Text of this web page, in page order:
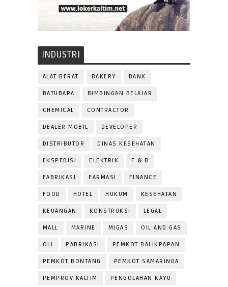
INDUSTRI
ALAT BERAT BAKERY BANK
BATUBARA BIMBINGAN BELAJAR
CHEMICAL CONTRACTOR
DEALER MOBIL DEVELOPER
DISTRIBUTOR DINAS KESEHATAN
EKSPEDISI ELEKTRIK F & B
FABRIKASI FARMASI FINANCE
FOOD HOTEL HUKUM KESEHATAN
KEUANGAN KONSTRUKSI LEGAL
MALL MARINE MIGAS OIL AND GAS
OLI PABRIKASI PEMKOT BALIKPAPAN
PEMKOT BONTANG PEMKOT SAMARINDA
PEMPROV KALTIM PENGOLAHAN KAYU